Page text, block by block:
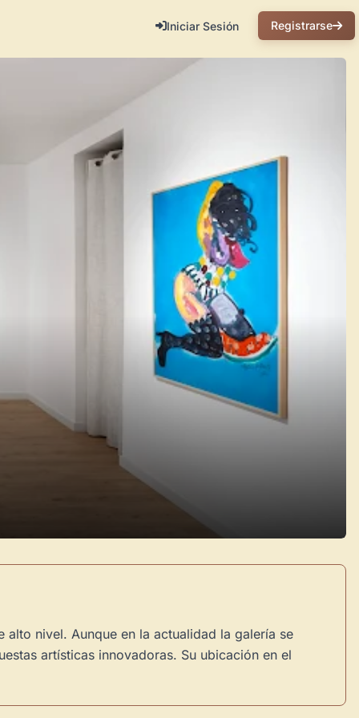
Iniciar Sesión Registrarse
nivel. Aunque en la actualidad la galería se
artísticas innovadoras. Su ubicación en el